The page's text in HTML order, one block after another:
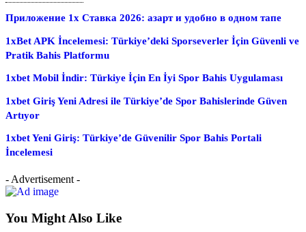
Приложение 1x Ставка 2026: азарт и удобно в одном тапе
1xBet APK İncelemesi: Türkiye’deki Sporseverler İçin Güvenli ve
Pratik Bahis Platformu
1xbet Mobil İndir: Türkiye İçin En İyi Spor Bahis Uygulaması
1xbet Giriş Yeni Adresi ile Türkiye’de Spor Bahislerinde Güven
Artıyor
1xbet Yeni Giriş: Türkiye’de Güvenilir Spor Bahis Portali
İncelemesi
- Advertisement -
You Might Also Like